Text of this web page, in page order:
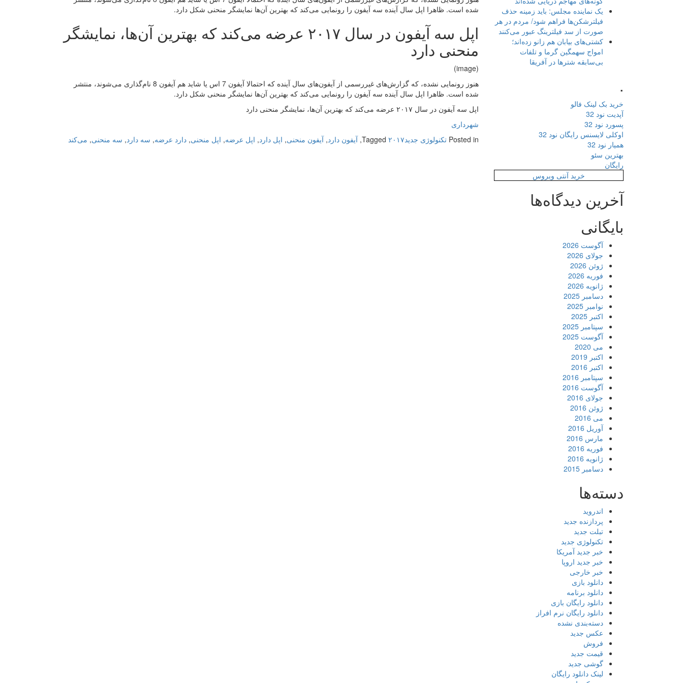
شده است. ظاهرا اپل سال آینده سه آیفون را رونمایی می‌کند که بهترین آن‌ها نمایشگر منحنی شکل دارد.
اپل سه آیفون در سال ۲۰۱۷ عرضه می‌کند که بهترین آن‌ها، نمایشگر
منحنی دارد
(image)
هنوز رونمایی نشده،‌ که گزارش‌های غیررسمی از آیفون‌های سال آینده که احتمالا آیفون 7 اس یا شاید هم آیفون 8 نام‌گذاری می‌شوند، منتشر
شده است. ظاهرا اپل سال آینده سه آیفون را رونمایی می‌کند که بهترین آن‌ها نمایشگر منحنی شکل دارد.
اپل سه آیفون در سال ۲۰۱۷ عرضه می‌کند که بهترین آن‌ها، نمایشگر منحنی دارد
شهرداری
Posted in تکنولوژی جدید Tagged ۲۰۱۷ ,آیفون دارد,آیفون منحنی, اپل دارد, اپل عرضه, اپل منحنی, دارد عرضه, سه دارد, سه منحنی, می‌کند
یک نماینده مجلس: باید زمینه حذف
فیلترشکن‌ها فراهم شود/ مردم در هر
صورت از سد فیلترینگ عبور می‌کنند
کشتی‌های بیابان هم زانو زده‌اند؛
امواج سهمگین گرما و تلفات
بی‌سابقه شترها در آفریقا
.
خرید بک لینک فالو
آپدیت نود 32
پسورد نود 32
اوکلی لایسنس رایگان نود 32
همیار نود 32
بهترین سئو
رایگان
خرید آنتی ویروس
آخرین دیدگاه‌ها
بایگانی
آگوست 2026
جولای 2026
ژوئن 2026
فوریه 2026
ژانویه 2026
دسامبر 2025
نوامبر 2025
اکتبر 2025
سپتامبر 2025
آگوست 2025
می 2020
اکتبر 2019
اکتبر 2016
سپتامبر 2016
آگوست 2016
جولای 2016
ژوئن 2016
می 2016
آوریل 2016
مارس 2016
فوریه 2016
ژانویه 2016
دسامبر 2015
دسته‌ها
اندروید
پردازنده جدید
تبلت جدید
تکنولوژی جدید
خبر جدید آمریکا
خبر جدید اروپا
خبر خارجی
دانلود بازی
دانلود برنامه
دانلود رایگان بازی
دانلود رایگان نرم افراز
دسته‌بندی نشده
عکس جدید
فروش
قیمت جدید
گوشی جدید
لینک دانلود رایگان